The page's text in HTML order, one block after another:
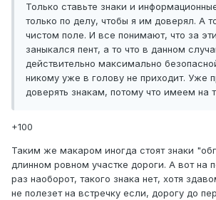
Только ставьте знаки и
только по делу, чтобы я им доверял. А
чистом поле. И все понимают, что за
заныкался пент, а то что в данном
действительно максимально
никому уже в голову не приходит. Уже
доверять знакам, потому что имеем на
+100
Таким же макаром иногда стоят знаки
длинном ровном участке дороги. А вот на
раз наоборот, такого знака нет, хотя
не полезет на встречку если, дорогу до